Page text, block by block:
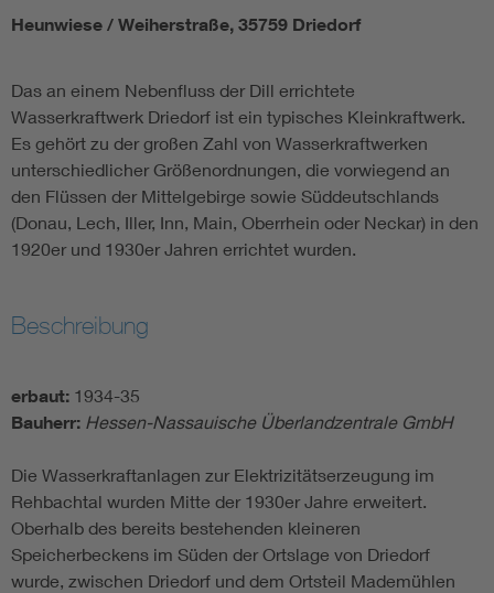
Heunwiese / Weiherstraße, 35759 Driedorf
Das an einem Nebenfluss der Dill errichtete
Wasserkraftwerk Driedorf ist ein typisches Kleinkraftwerk.
Es gehört zu der großen Zahl von Wasserkraftwerken
unterschiedlicher Größenordnungen, die vorwiegend an
den Flüssen der Mittelgebirge sowie Süddeutschlands
(Donau, Lech, Iller, Inn, Main, Oberrhein oder Neckar) in den
1920er und 1930er Jahren errichtet wurden.
Beschreibung
erbaut: 1934-35
Bauherr: Hessen-Nassauische Überlandzentrale GmbH
Die Wasserkraftanlagen zur Elektrizitätserzeugung im
Rehbachtal wurden Mitte der 1930er Jahre erweitert.
Oberhalb des bereits bestehenden kleineren
Speicherbeckens im Süden der Ortslage von Driedorf
wurde, zwischen Driedorf und dem Ortsteil Mademühlen